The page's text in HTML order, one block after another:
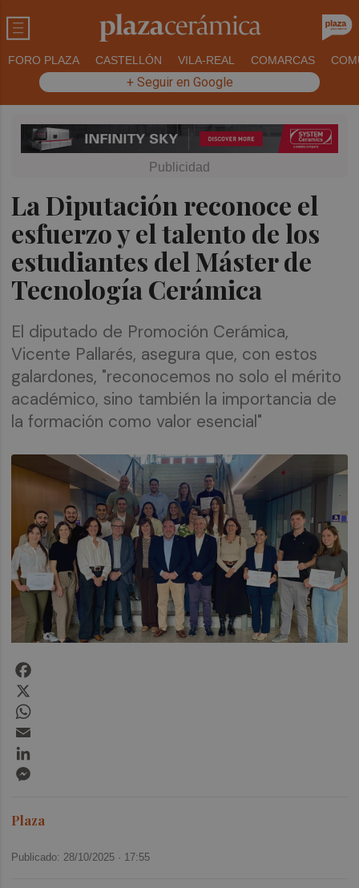
FORO PLAZA CASTELLÓN VILA-REAL COMARCAS
+ Seguir en Google
La Diputación reconoce el
esfuerzo y el talento de los
estudiantes del Máster de
Tecnología Cerámica
El diputado de Promoción Cerámica,
Vicente Pallarés, asegura que, con estos
galardones, "reconocemos no solo el mérito
académico, sino también la importancia de
la formación como valor esencial"
Plaza
Publicado: 28/10/2025 · 17:55